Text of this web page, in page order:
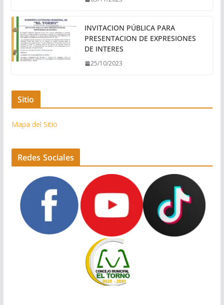
INVITACION PÚBLICA PARA
PRESENTACION DE EXPRESIONES
DE INTERES
25/10/2023
Sitio
Mapa del Sitio
Redes Sociales